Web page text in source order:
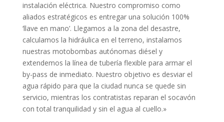
instalación eléctrica. Nuestro compromiso como
aliados estratégicos es entregar una solución 100%
‘llave en mano’. Llegamos a la zona del desastre,
calculamos la hidráulica en el terreno, instalamos
nuestras motobombas autónomas diésel y
extendemos la línea de tubería flexible para armar el
by-pass de inmediato. Nuestro objetivo es desviar el
agua rápido para que la ciudad nunca se quede sin
servicio, mientras los contratistas reparan el socavón
con total tranquilidad y sin el agua al cuello.»